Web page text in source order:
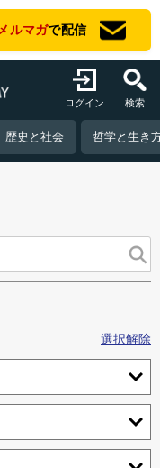
ルマガで配信
ログイン 検索
歴史と社会 哲学と生き
選択解除